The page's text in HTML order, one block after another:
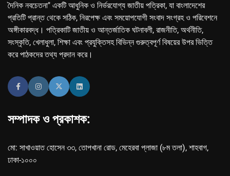
দৈনিক নবচেতনা" একটি আধুনিক ও নির্ভরযোগ্য জাতীয় পত্রিকা, যা বাংলাদেশের
প্রতিটি প্রান্ত থেকে সঠিক, নিরপেক্ষ এবং সময়োপযোগী সংবাদ সংগ্রহ ও পরিবেশনে
অঙ্গীকারবদ্ধ। পত্রিকাটি জাতীয় ও আন্তর্জাতিক ঘটনাবলী, রাজনীতি, অর্থনীতি,
সংস্কৃতি, খেলাধুলা, শিক্ষা এবং প্রযুক্তিসহ বিভিন্ন গুরুত্বপূর্ণ বিষয়ের উপর ভিত্তি
করে পাঠকদের তথ্য প্রদান করে।
সম্পাদক ও প্রকাশক:
মো: সাখাওয়াত হোসেন ৩৩, তোপখানা রোড, মেহেরবা প্লাজা (৮ম তলা), শাহবাগ,
ঢাকা-১০০০